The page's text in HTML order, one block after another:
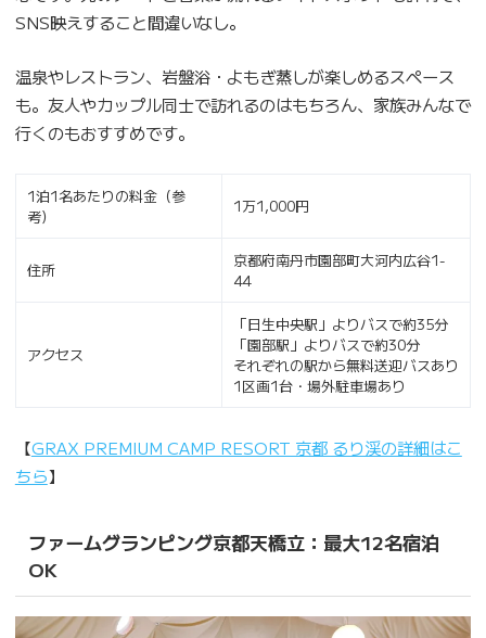
SNS映えすること間違いなし。
温泉やレストラン、岩盤浴・よもぎ蒸しが楽しめるスペース
も。友人やカップル同士で訪れるのはもちろん、家族みんなで
行くのもおすすめです。
1泊1名あたりの料金（参
考）
1万1,000円
住所
京都府南丹市園部町大河内広谷1-
44
アクセス
「日生中央駅」よりバスで約35分
「園部駅」よりバスで約30分
それぞれの駅から無料送迎バスあり
1区画1台・場外駐車場あり
【GRAX PREMIUM CAMP RESORT 京都 るり渓の詳細はこ
ちら】
ファームグランピング京都天橋立：最大12名宿泊
OK